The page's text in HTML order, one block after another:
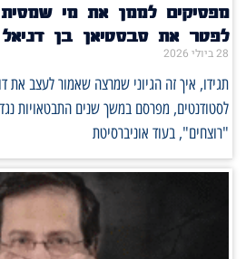
מפסיקים לממן את מי
לפטר את סבסטיאן בן דניאל
28 ביולי 2026
תגידו, איך זה הגיוני שמרצה שאמור לעצב את
לסטודנטים, מפרסם במשך שנים התבטאויות
"רוצחים", בעוד אוניברסיטת